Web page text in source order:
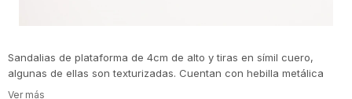
Sandalias de plataforma de 4cm de alto y tiras en símil cuero,
algunas de ellas son texturizadas. Cuentan con hebilla metálica
ajustable.